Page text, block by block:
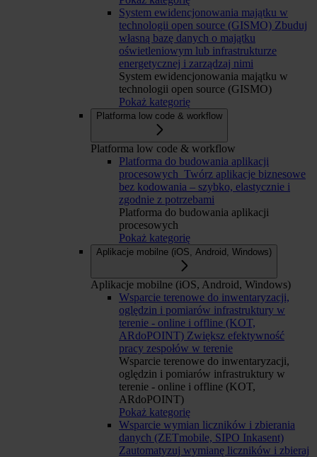
System ewidencjonowania majątku w
technologii open source (GISMO) Zbuduj
własną bazę danych o majątku
oświetleniowym lub infrastrukturze
energetycznej i zarządzaj nimi
System ewidencjonowania majątku w
technologii open source (GISMO)
Pokaż kategorię
Platforma low code & workflow
Platforma low code & workflow
Platforma do budowania aplikacji
procesowych Twórz aplikacje biznesowe
bez kodowania – szybko, elastycznie i
zgodnie z potrzebami
Platforma do budowania aplikacji
procesowych
Pokaż kategorię
Aplikacje mobilne (iOS, Android, Windows)
Aplikacje mobilne (iOS, Android, Windows)
Wsparcie terenowe do inwentaryzacji,
oględzin i pomiarów infrastruktury w
terenie - online i offline (KOT,
ARdoPOINT) Zwiększ efektywność
pracy zespołów w terenie
Wsparcie terenowe do inwentaryzacji,
oględzin i pomiarów infrastruktury w
terenie - online i offline (KOT,
ARdoPOINT)
Pokaż kategorię
Wsparcie wymian liczników i zbierania
danych (ZETmobile, SIPO Inkasent)
Zautomatyzuj wymianę liczników i zbieraj